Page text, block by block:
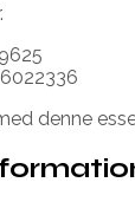
denne